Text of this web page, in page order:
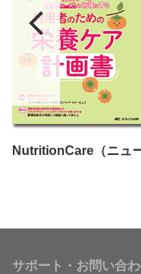
サポート・お問い合